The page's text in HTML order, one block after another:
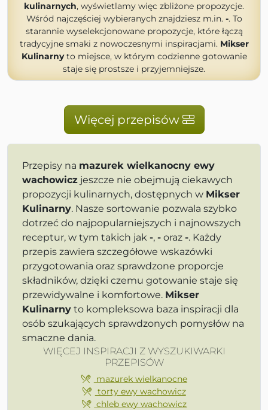
kulinarnych, wyświetlamy więc zbliżone propozycje.
Wśród najczęściej wybieranych znajdziesz m.in. -. To
starannie wyselekcjonowane propozycje, które łączą
tradycyjne smaki z nowoczesnymi inspiracjami. Mikser
Kulinarnyto miejsce, w którym codzienne gotowanie
staje się prostsze i przyjemniejsze.
Więcej przepisów
Przepisy na mazurek wielkanocny ewy
wachowicz jeszcze nie obejmują ciekawych
propozycji kulinarnych, dostępnych w Mikser
Kulinarny. Nasze sortowanie pozwala szybko
dotrzeć do najpopularniejszych i najnowszych
receptur, w tym takich jak -, - oraz -. Każdy
przepis zawiera szczegółowe wskazówki
przygotowania oraz sprawdzone proporcje
składników, dzięki czemu gotowanie staje się
przewidywalne i komfortowe. Mikser
Kulinarny to kompleksowa baza inspiracji dla
osób szukających sprawdzonych pomysłów na
smaczne dania.
WIĘCEJ INSPIRACJI Z WYSZUKIWARKI
PRZEPISÓW
mazurek wielkanocne
torty ewy wachowicz
chleb ewy wachowicz